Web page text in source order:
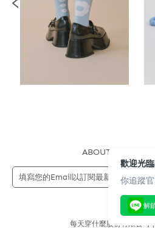
ABOUT US
每天穿什麼股份有限公司 |
歡迎光
你追蹤
解